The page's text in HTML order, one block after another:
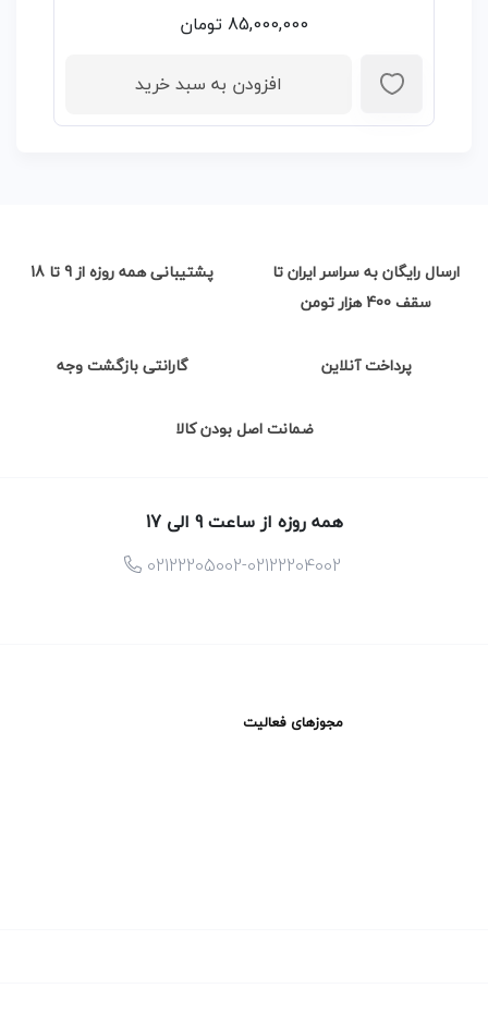
85,000,000تومان
افزودن به سبد خرید
ارسال رایگان به سراسر ایران تا
سقف 400 هزار تومن
پشتیبانی همه روزه از 9 تا 18
پرداخت آنلاین گارانتی بازگشت وجه
ضمانت اصل بودن کالا
همه روزه از ساعت 9 الی 17
02122205002-02122204002
مجوزهای فعالیت